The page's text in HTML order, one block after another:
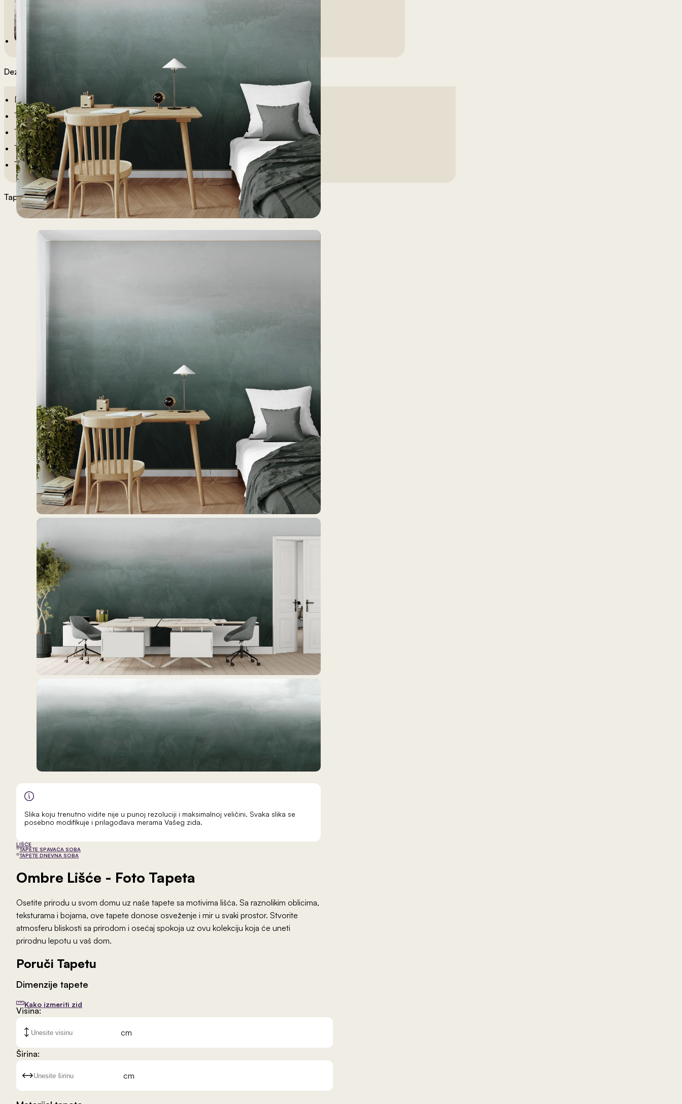
Dezeni po sobama
Dečije Tapete
Tapete Spavaća Soba
Tapete Dnevna Soba
Tapete Za Kupatilo
Tapete Za Kuhinju
Tapete po željiMaterijali tapeta
Slika koju trenutno vidite nije u punoj rezoluciji i maksimalnoj veličini. Svaka slika se
posebno modifikuje i prilagođava merama Vašeg zida.
LIŠĆE
TAPETE SPAVAĆA SOBA
TAPETE DNEVNA SOBA
Ombre Lišće - Foto Tapeta
Osetite prirodu u svom domu uz naše tapete sa motivima lišća. Sa raznolikim oblicima,
teksturama i bojama, ove tapete donose osveženje i mir u svaki prostor. Stvorite
atmosferu bliskosti sa prirodom i osećaj spokoja uz ovu kolekciju koja će uneti
prirodnu lepotu u vaš dom.
Poruči Tapetu
Dimenzije tapete
Kako izmeriti zid
Visina:
cm
Širina:
cm